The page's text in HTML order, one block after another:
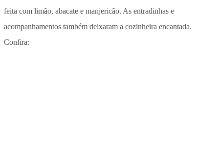
feita com limão, abacate e manjericão. As entradinhas e
acompanhamentos também deixaram a cozinheira encantada.
Confira: